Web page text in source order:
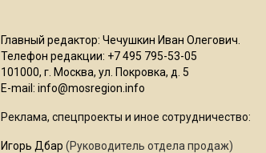
Главный редактор: Чечушкин Иван Олегович.
Телефон редакции: +7 495 795-53-05
101000, г. Москва, ул. Покровка, д. 5
E-mail: info@mosregion.info
Реклама, спецпроекты и иное сотрудничество:
Игорь Дбар (Руководитель отдела продаж)